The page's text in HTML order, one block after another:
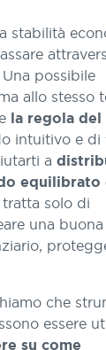
stabilità
possibile
allo stesso
la regola del
intuitivo e di
a
equilibrato
tratta solo di
una
che
essere
su come